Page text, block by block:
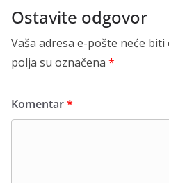
Ostavite odgovor
Vaša adresa e-pošte neće biti
polja su označena *
Komentar*